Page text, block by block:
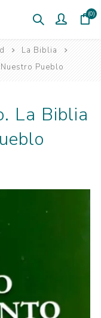
(0)
La Biblia
Pueblo
La Biblia